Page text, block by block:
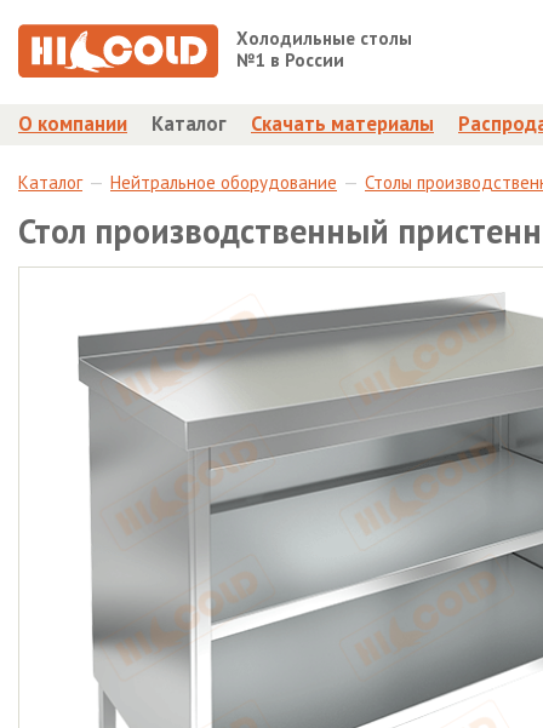
Холодильные столы
№1 в России
О компании Каталог Скачать материалы
Каталог Нейтральное оборудование Столы
Стол производственный